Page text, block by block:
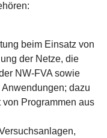
beim Einsatz von
der Netze, die
NW-FVA sowie
dazu
Programmen aus